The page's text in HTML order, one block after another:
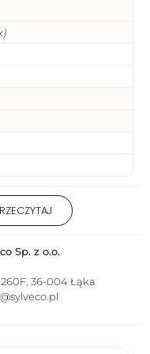
Uczulenie
ze składników
Sp. z o.o.
36-004 Łąka